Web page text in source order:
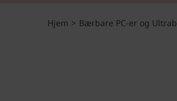
Hjem > Bærbare PC-er og